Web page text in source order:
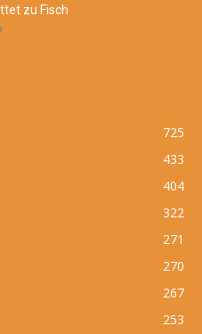
zu Fisch
725
433
404
322
271
270
267
253